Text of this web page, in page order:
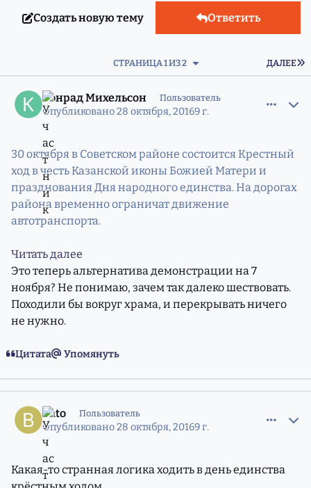
Создать новую тему Ответить
ДАЛЕЕ
СТРАНИЦА 1 ИЗ 2
Конрад Михельсон Пользователь
Опубликовано28 октября, 20169 г.
30 октября в Советском районе состоится Крестный
ход в честь Казанской иконы Божией Матери и
празднования Дня народного единства. На дорогах
района временно ограничат движение
автотранспорта.
Читать далее
Это теперь альтернатива демонстрации на 7
ноября? Не понимаю, зачем так далеко шествовать.
Походили бы вокруг храма, и перекрывать ничего
не нужно.
Цитата Упомянуть
Bato Пользователь
Опубликовано28 октября, 20169 г.
Какая-то странная логика ходить в день единства